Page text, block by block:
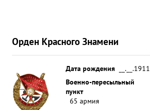
Орден Красного Знамени
Дата рождения
__.__.1911
Военно-пересыльный
пункт
65 армия